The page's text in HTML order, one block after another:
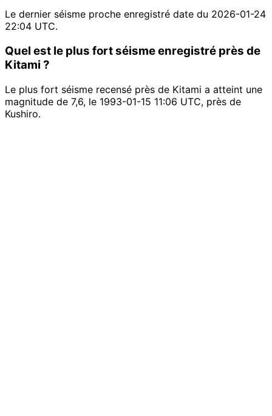
Le dernier séisme proche enregistré date du 2026-01-24
22:04 UTC.
Quel est le plus fort séisme enregistré près de
Kitami ?
Le plus fort séisme recensé près de Kitami a atteint une
magnitude de 7,6, le 1993-01-15 11:06 UTC, près de
Kushiro.